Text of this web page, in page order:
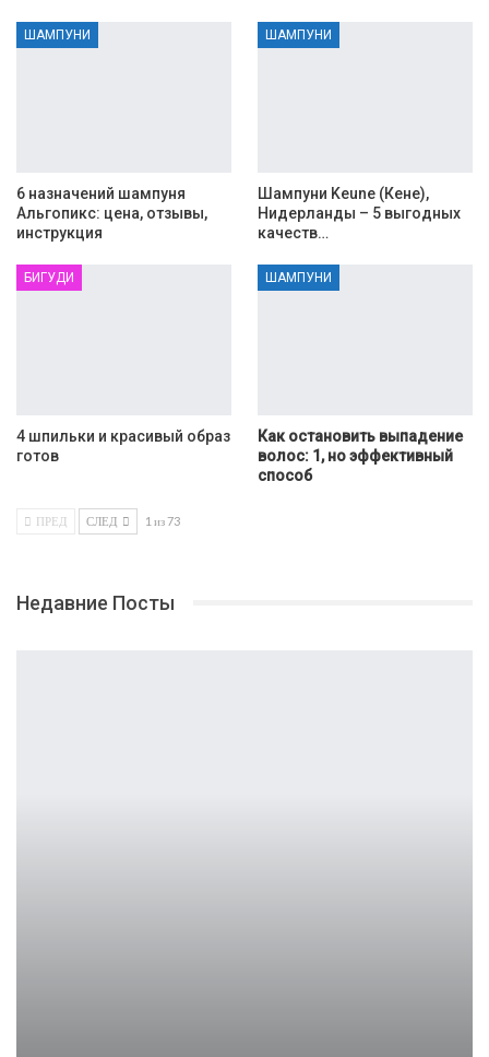
ШАМПУНИ
6 назначений шампуня
Альгопикс: цена, отзывы,
инструкция
ШАМПУНИ
Шампуни Keune (Кене),
Нидерланды – 5 выгодных
качеств…
БИГУДИ
4 шпильки и красивый образ
готов
ШАМПУНИ
Как остановить выпадение
волос: 1, но эффективный
способ
ПРЕД СЛЕД 1 из 73
Недавние Посты